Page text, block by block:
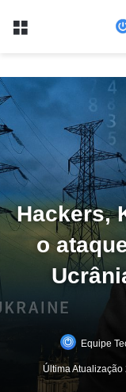
Menu
Hackers,
o
Equipe
Última